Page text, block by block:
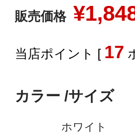
販売価格 ¥
[ 17
カラー サイズ
ホワイト